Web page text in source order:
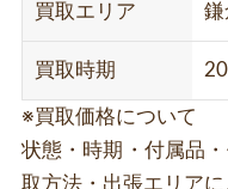
買取エリア 鎌
買取時期
※買取価格について
状態・時期・付属品
取方法・出張エリアに